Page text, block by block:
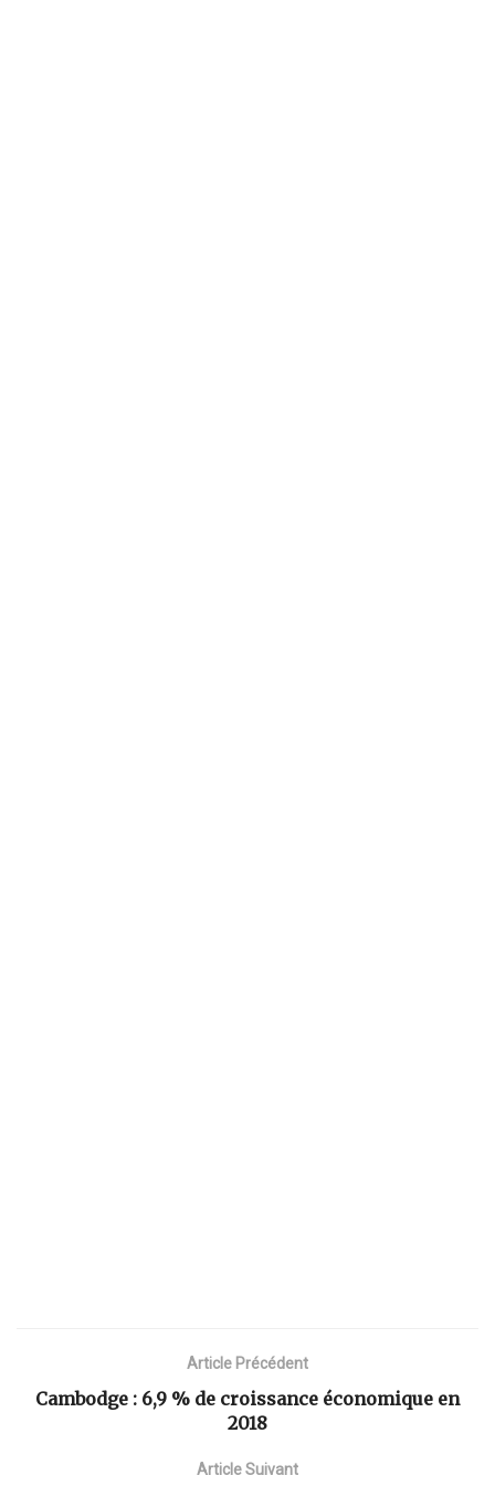
Article Précédent
Cambodge : 6,9 % de croissance économique en
2018
Article Suivant